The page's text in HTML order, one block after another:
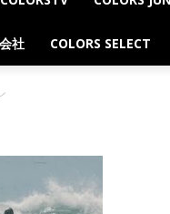
社 COLORS SELECT